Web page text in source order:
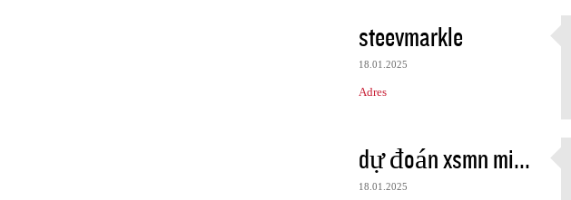
steevmarkle
18.01.2025
Adres
dự đoán xsmn mi...
18.01.2025